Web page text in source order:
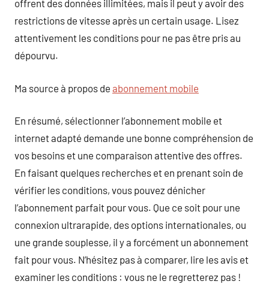
offrent des données illimitées, mais il peut y avoir des
restrictions de vitesse après un certain usage. Lisez
attentivement les conditions pour ne pas être pris au
dépourvu.
Ma source à propos de abonnement mobile
En résumé, sélectionner l’abonnement mobile et
internet adapté demande une bonne compréhension de
vos besoins et une comparaison attentive des offres.
En faisant quelques recherches et en prenant soin de
vérifier les conditions, vous pouvez dénicher
l’abonnement parfait pour vous. Que ce soit pour une
connexion ultrarapide, des options internationales, ou
une grande souplesse, il y a forcément un abonnement
fait pour vous. N’hésitez pas à comparer, lire les avis et
examiner les conditions : vous ne le regretterez pas !